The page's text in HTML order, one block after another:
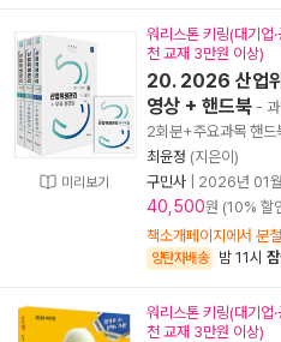
미리보기
워리스톤 키링(대기업
천 교재 3만원 이상)
20. 2026 산업
영상 + 핸드북 -
2회분+주요과목 핸드
최윤정 (지은이)
구민사
2026년 01월
40,500원 (10% 할
책소개페이지에서 분
양탄자배송 밤 11시
워리스톤 키링(대기업
천 교재 3만원 이상)